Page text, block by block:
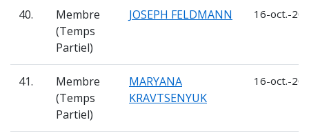
40.
Membre
(Temps
Partiel)
JOSEPH FELDMANN 16-oct.-
41.
Membre
(Temps
Partiel)
MARYANA
KRAVTSENYUK
16-oct.-